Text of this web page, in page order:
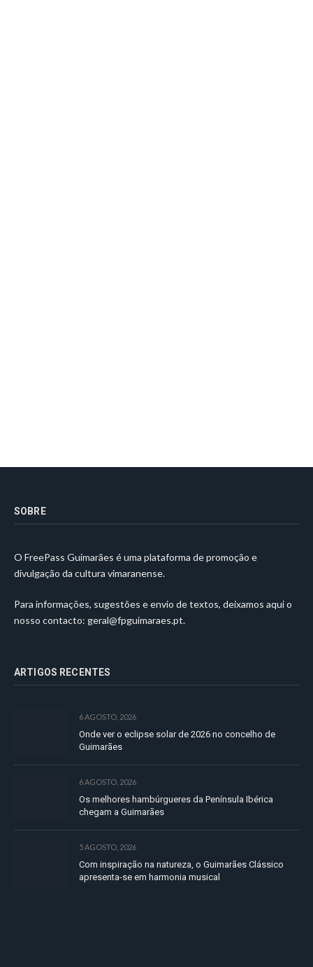
SOBRE
O FreePass Guimarães é uma plataforma de promoção e
divulgação da cultura vimaranense.
Para informações, sugestões e envio de textos, deixamos aqui o
nosso contacto: geral@fpguimaraes.pt.
ARTIGOS RECENTES
6 AGOSTO, 2026
Onde ver o eclipse solar de 2026 no concelho de
Guimarães
6 AGOSTO, 2026
Os melhores hambúrgueres da Península Ibérica
chegam a Guimarães
5 AGOSTO, 2026
Com inspiração na natureza, o Guimarães Clássico
apresenta-se em harmonia musical